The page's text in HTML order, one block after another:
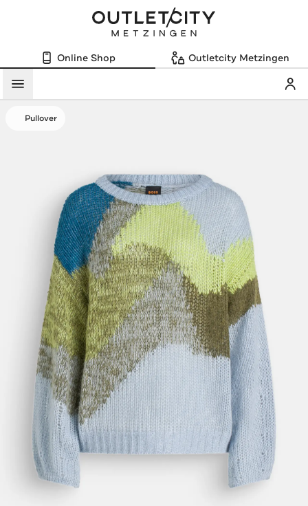
Online Shop Outletcity Metzingen
Menü
Pullover